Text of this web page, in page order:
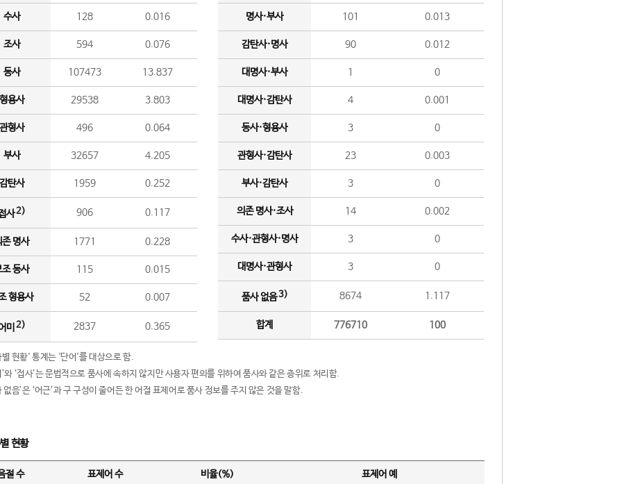
수사 128 0.016
조사 594 0.076
동사 107473 13.837
용사 29538 3.803
형사 496 0.064
부사 32657 4.205
탄사 1959 0.252
사2) 906 0.117
존 명사 1771 0.228
조 동사 115 0.015
형용사 52 0.007
미 2) 2837 0.365
명사·부사 101 0.013
감탄사·명사 90 0.012
대명사·부사 1 0
대명사·감탄사 4 0.001
동사·형용사 3 0
관형사·감탄사 23 0.003
부사·감탄사 3 0
의존 명사·조사 14 0.002
수사·관형사·명사 3 0
대명사·관형사 3 0
품사 없음3) 8674 1.117
합계 776710 100
현황' 통계는 '단어'를 대상으로 함.
와 ‘접사’는 문법적으로 품사에 속하지 않지만 사용자 편의를 위하여 품사와 같은 층위로 처리함.
없음’은 ‘어근’과 구 구성이 줄어든 한 어절 표제어로 품사 정보를 주지 않은 것을 말함.
현황
절 수 표제어 수 비율(%) 표제어 예